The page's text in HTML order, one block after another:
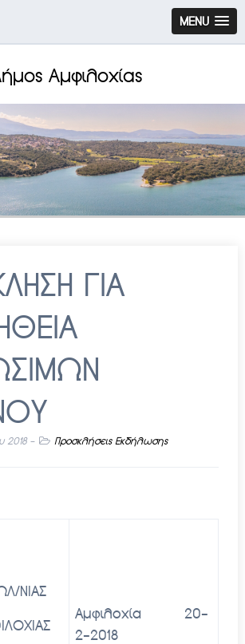
MENU
Αμφιλοχίας
ΓΙΑ
2018-
Προσκλήσεις Εκδήλωσης
ΝΙΑΣ
Αμφιλοχία 20-
2-2018